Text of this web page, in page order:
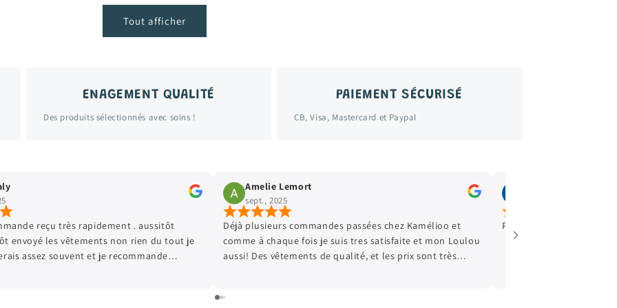
Tout afficher
ENAGEMENT QUALITÉ
Des produits sélectionnés avec soins !
PAIEMENT SÉCURISÉ
CB, Visa, Mastercard et Paypal
passées chez Kamélioo et
fois je suis tres satisfaite et mon Loulou
de qualité, et les prix sont très
Virginie Leroy
sept., 2025
Parfait comme d habitude 👍🏿
Vêtements en excellent
cadeau qui fait toujours